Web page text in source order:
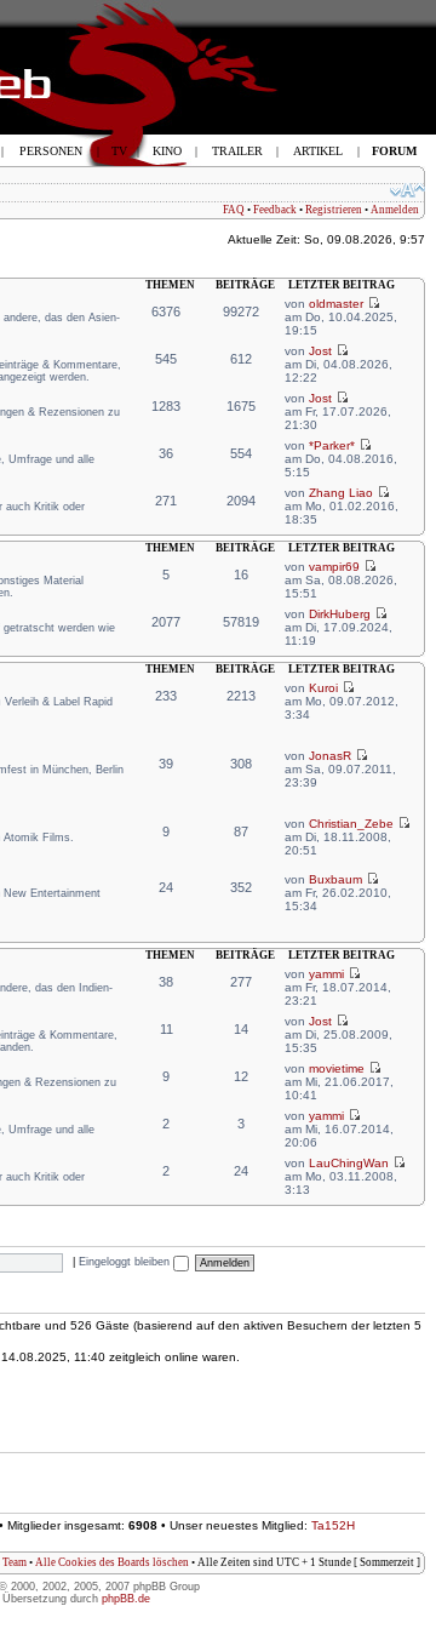
FAQ • Feedback • Registrieren • Anmelden
Aktuelle Zeit: So, 09.08.2026, 9:57
THEMEN BEITRÄGE LETZTER BEITRAG
das den Asien-
6376 99272
vonoldmaster
am Do, 10.04.2025,
19:15
& Kommentare,
werden.
545 612
vonJost
am Di, 04.08.2026,
12:22
& Rezensionen zu
1283 1675
vonJost
am Fr, 17.07.2026,
21:30
Umfrage und alle
36 554
von*Parker*
am Do, 04.08.2016,
5:15
auch Kritik oder
271 2094
vonZhang Liao
am Mo, 01.02.2016,
18:35
THEMEN BEITRÄGE LETZTER BEITRAG
Material
5 16
vonvampir69
am Sa, 08.08.2026,
15:51
getratscht werden wie
2077 57819
vonDirkHuberg
am Di, 17.09.2024,
11:19
THEMEN BEITRÄGE LETZTER BEITRAG
& Label Rapid
233 2213
vonKuroi
am Mo, 09.07.2012,
3:34
in München, Berlin
39 308
vonJonasR
am Sa, 09.07.2011,
23:39
Atomik Films.
9 87
vonChristian_Zebe
am Di, 18.11.2008,
20:51
New Entertainment
24 352
vonBuxbaum
am Fr, 26.02.2010,
15:34
THEMEN BEITRÄGE LETZTER BEITRAG
das den Indien-
38 277
vonyammi
am Fr, 18.07.2014,
23:21
& Kommentare,
11 14
vonJost
am Di, 25.08.2009,
15:35
& Rezensionen zu
9 12
vonmovietime
am Mi, 21.06.2017,
10:41
Umfrage und alle
2 3
vonyammi
am Mi, 16.07.2014,
20:06
auch Kritik oder
2 24
vonLauChingWan
am Mo, 03.11.2008,
3:13
Eingeloggt bleiben
und 526 Gäste (basierend auf den aktiven Besuchern der letzten 5
11:40 zeitgleich online waren.
• Mitglieder insgesamt: 6908 • Unser neuestes Mitglied: Ta152H
Team • Alle Cookies des Boards löschen • Alle Zeiten sind UTC + 1 Stunde [ Sommerzeit ]
© 2000, 2002, 2005, 2007 phpBB Group
Übersetzung durch phpBB.de
| PERSONEN | TV | KINO | TRAILER | ARTIKEL | FORUM